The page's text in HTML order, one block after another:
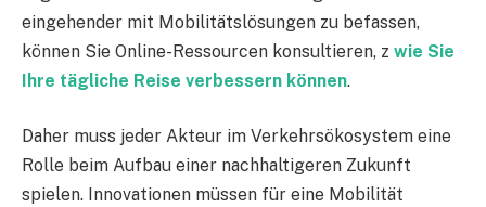
eingehender mit Mobilitätslösungen zu befassen,
können Sie Online-Ressourcen konsultieren, z wie Sie
Ihre tägliche Reise verbessern können.
Daher muss jeder Akteur im Verkehrsökosystem eine
Rolle beim Aufbau einer nachhaltigeren Zukunft
spielen. Innovationen müssen für eine Mobilität